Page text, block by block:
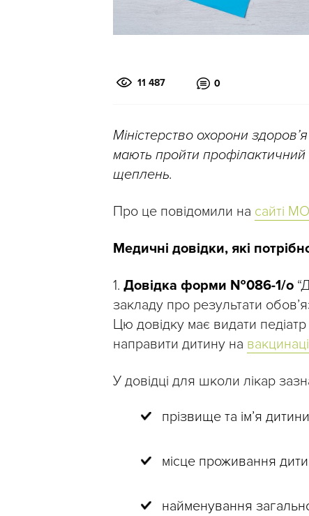
11 487 0
Міністерство охорони
мають пройти
щеплень.
Про це повідомили на сайті
Медичні довідки, які
1. Довідка форми №086-1/о
закладу про результати
Цю довідку має видати
направити дитину на
У довідці для школи лікар
прізвище та ім’я
місце проживання
найменування